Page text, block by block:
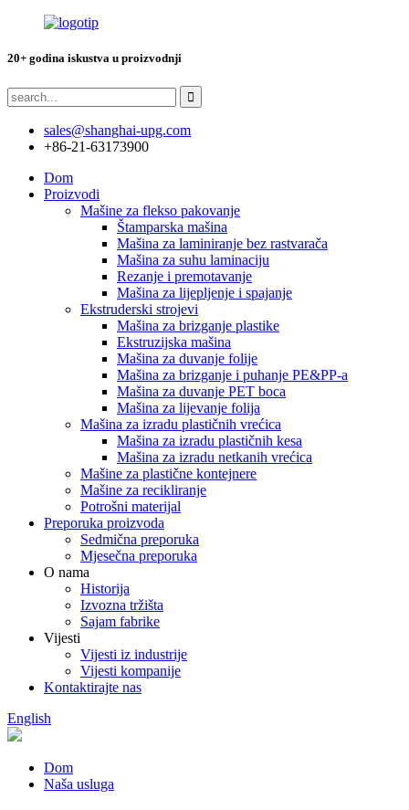
20+ godina iskustva u proizvodnji
sales@shanghai-upg.com
+86-21-63173900
Dom
Proizvodi
Mašine za flekso pakovanje
Štamparska mašina
Mašina za laminiranje bez rastvarača
Mašina za suhu laminaciju
Rezanje i premotavanje
Mašina za lijepljenje i spajanje
Ekstruderski strojevi
Mašina za brizganje plastike
Ekstruzijska mašina
Mašina za duvanje folije
Mašina za brizganje i puhanje PE&PP-a
Mašina za duvanje PET boca
Mašina za lijevanje folija
Mašina za izradu plastičnih vrećica
Mašina za izradu plastičnih kesa
Mašina za izradu netkanih vrećica
Mašine za plastične kontejnere
Mašine za recikliranje
Potrošni materijal
Preporuka proizvoda
Sedmična preporuka
Mjesečna preporuka
O nama
Historija
Izvozna tržišta
Sajam fabrike
Vijesti
Vijesti iz industrije
Vijesti kompanije
Kontaktirajte nas
English
Dom
Naša usluga